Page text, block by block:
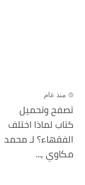
منذ عام
تصفح وتحميل
كتاب لماذا اختلف
الفقهاء؟ لـ محمد
مكاوي ,...